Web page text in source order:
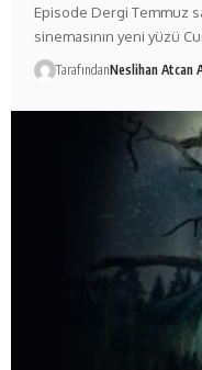
Episode Dergi Temmuz
sinemasının yeni yüzü
TarafındanNeslihan Atcan